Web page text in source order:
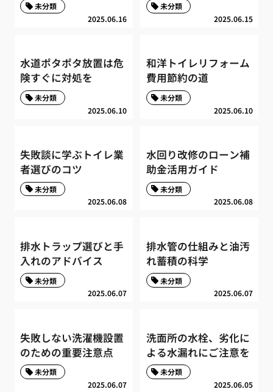
2025.06.16
未分類
2025.06.15
未分類
水道ポタポタ放置は危
険すぐに対処を
2025.06.10
未分類
和洋トイレリフォーム
費用節約の道
2025.06.10
未分類
失敗談に学ぶトイレ業
者選びのコツ
2025.06.08
未分類
水回り改修のローン補
助金活用ガイド
2025.06.08
未分類
排水トラップ選びと手
入れのアドバイス
2025.06.07
未分類
排水管の仕組みと油汚
れ蓄積の科学
2025.06.07
未分類
失敗しない洗濯機設置
のための重要注意点
2025.06.07
未分類
洗面所の水栓、劣化に
よる水漏れにご注意を
2025.06.05
未分類